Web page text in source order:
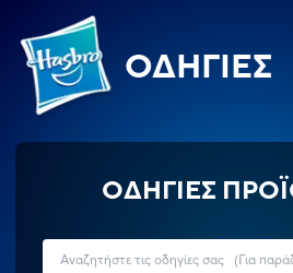
ΟΔΗΓΊΕΣ
ΟΔΗΓΙΕΣ